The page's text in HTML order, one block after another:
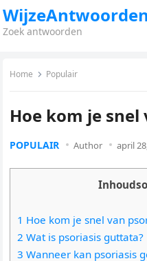
WijzeAntwoorden
Zoek antwoorden
Home Populair
Hoe kom je snel
POPULAIR Author april
1 Hoe kom je snel van
2 Wat is psoriasis guttata?
3 Wanneer kan psoriasis